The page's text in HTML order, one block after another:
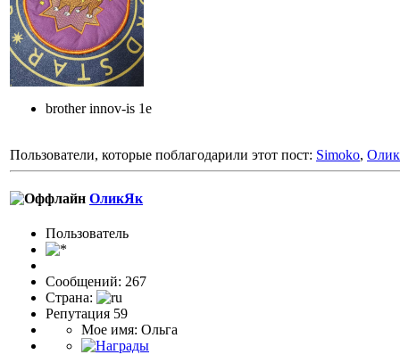
brother innov-is 1e
Пользователи, которые поблагодарили этот пост: Simoko,
ОликЯк
Пользовaтeль
Сообщений: 267
Страна:
Репутация 59
Мое имя: Ольга